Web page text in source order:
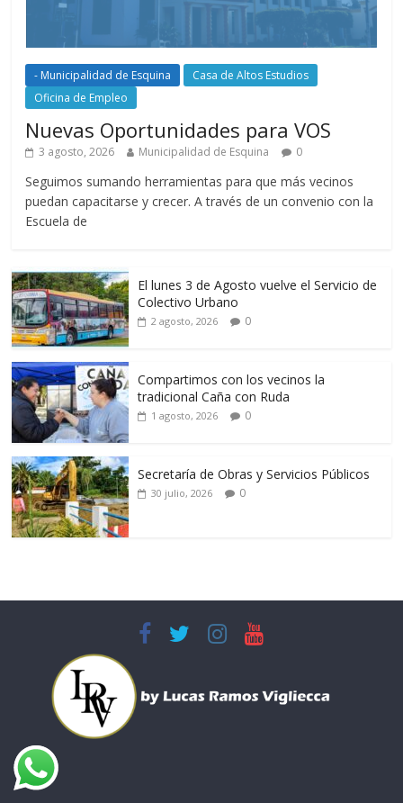
- Municipalidad de Esquina
Casa de Altos Estudios
Oficina de Empleo
Nuevas Oportunidades para VOS
3 agosto, 2026 Municipalidad de Esquina 0
Seguimos sumando herramientas para que más vecinos
puedan capacitarse y crecer. A través de un convenio con la
Escuela de
El lunes 3 de Agosto vuelve el Servicio de
Colectivo Urbano
2 agosto, 2026 0
Compartimos con los vecinos la
tradicional Caña con Ruda
1 agosto, 2026 0
Secretaría de Obras y Servicios Públicos
30 julio, 2026 0